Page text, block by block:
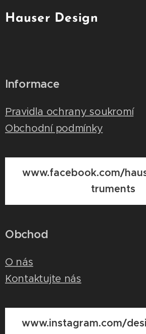
Hauser Design
Informace
Pravidla ochrany soukromí
Obchodní podmínky
www.facebook.com/
truments
Obchod
O nás
Kontaktujte nás
www.instagram.com/